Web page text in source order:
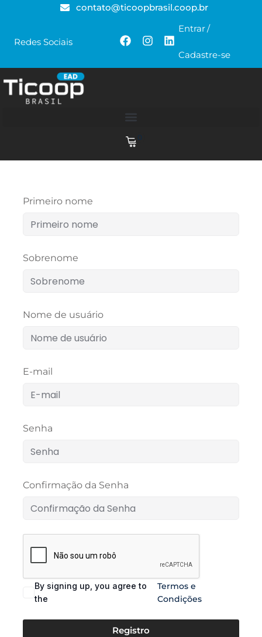
contato@ticoopbrasil.coop.br
Redes Sociais
Entrar/
Cadastre-se
0
Primeiro nome
Sobrenome
Nome de usuário
E-mail
Senha
Confirmação da Senha
By signing up, you agree to
the
Termos e
Condições
Registro